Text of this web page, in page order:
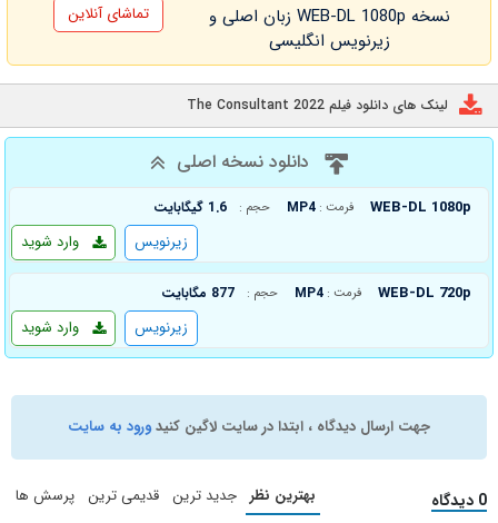
نسخه WEB-DL 1080p زبان اصلی و
زیرنویس انگلیسی
تماشای آنلاین
لینک های دانلود فیلم The Consultant 2022
دانلود نسخه اصلی
WEB-DL 1080p فرمت : MP4 حجم : 1.6 گیگابایت
وارد شوید زیرنویس
WEB-DL 720p فرمت : MP4 حجم : 877 مگابایت
وارد شوید زیرنویس
جهت ارسال دیدگاه ، ابتدا در سایت لاگین کنیدورود به سایت
0 دیدگاه بهترین نظر جدید ترین قدیمی ترین پرسش ها